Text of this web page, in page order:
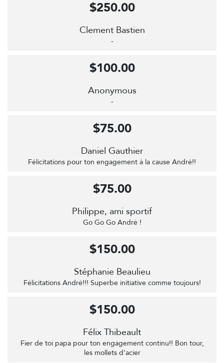
Clement Bastien
-
$250.00
Anonymous
-
$100.00
Daniel Gauthier
Félicitations pour ton engagement à la cause André!!
$75.00
Philippe, ami sportif
Go Go Go André !
$75.00
Stéphanie Beaulieu
Félicitations André!!! Superbe initiative comme toujours!
$150.00
Félix Thibeault
Fier de toi papa pour ton engagement continu!! Bon tour,
les mollets d’acier
$150.00